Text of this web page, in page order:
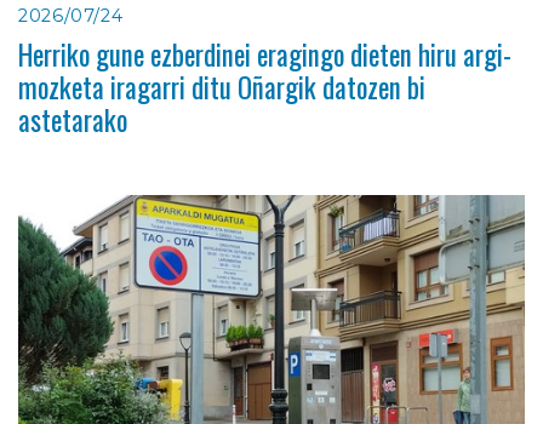
2026/07/24
Herriko gune ezberdinei eragingo dieten hiru argi-
mozketa iragarri ditu Oñargik datozen bi
astetarako